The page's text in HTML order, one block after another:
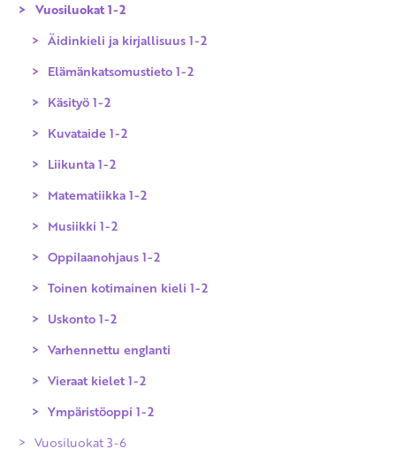
Poissaolojen vaikutukset arviointiin
Arvioinnin uusiminen ja oikaisu
Todistukset
Vuosiluokat 1-2
Äidinkieli ja kirjallisuus 1-2
Suomen kieli ja kirjallisuus 1-2
Suomi toisena kielenä ja kirjallisuus
Elämänkatsomustieto 1-2
Käsityö 1-2
Kuvataide 1-2
Liikunta 1-2
Matematiikka 1-2
Musiikki 1-2
Oppilaanohjaus 1-2
Toinen kotimainen kieli 1-2
Uskonto 1-2
Evankelis-luterilainen uskonto 1-2
Islam 1-2
Katolinen uskonto 1-2
Ortodoksinen uskonto 1-2
Varhennettu englanti
Vieraat kielet 1-2
Ympäristöoppi 1-2
Vuosiluokat 3-6